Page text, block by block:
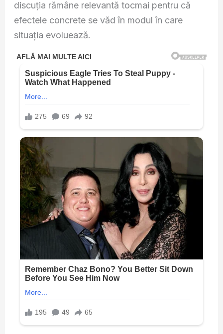
discuția rămâne relevantă tocmai pentru că
efectele concrete se văd în modul în care
situația evoluează.